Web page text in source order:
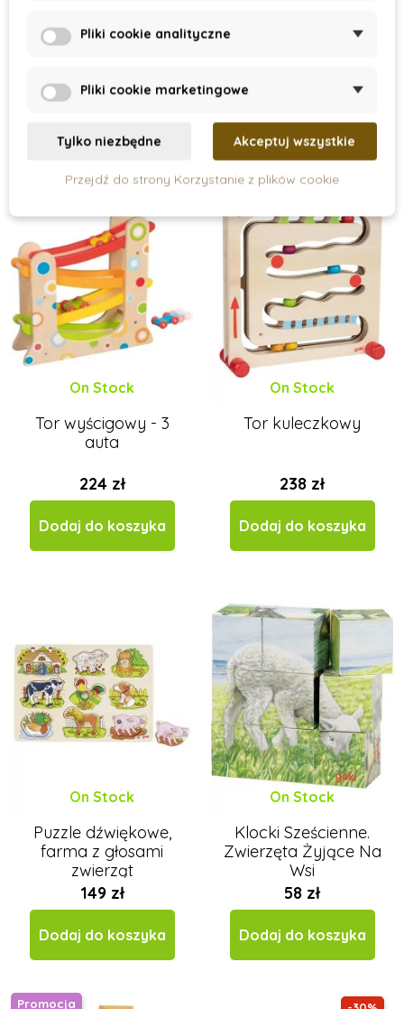
On Stock
Tor wyścigowy - 3
auta
224 zł
Dodaj do koszyka
On Stock
Tor kuleczkowy
238 zł
Dodaj do koszyka
On Stock
Puzzle dźwiękowe,
farma z głosami
zwierząt
149 zł
Dodaj do koszyka
On Stock
Klocki Sześcienne.
Zwierzęta Żyjące Na
Wsi
58 zł
Dodaj do koszyka
Promocja
Pliki cookie analityczne
Pliki cookie marketingowe
Tylko niezbędne Akceptuj wszystkie
Przejdź do strony Korzystanie z plików cookie